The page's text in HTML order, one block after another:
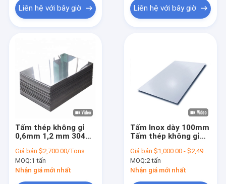
Yêu cầu Đặt giá
Tấm thép không gỉ cán nóng
Thép không gỉ cuộn
Dải thép không gỉ
Ống thép SS
Thanh thép không gỉ
Liên hệ với bây giờ Liên hệ với bây giờ
Tấm thép không gỉ
0,6mm 1,2 mm 304
DIN EN
Giá bán:$2,700.00/Tons
MOQ:1 tấn
Nhận giá mới nhất
Tấm Inox dày 100mm
Tấm thép không gỉ
Giá bán:$1,000.00 - $2,499.00/Tons
MOQ:2 tấn
Nhận giá mới nhất